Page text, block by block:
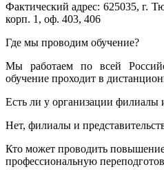
Фактический адрес: 625035, г.
корп. 1, оф. 403, 406
Где мы проводим обучение?
Мы работаем по всей
обучение проходит в
Есть ли у организации филиалы
Нет, филиалы и
Кто может проводить
профессиональную